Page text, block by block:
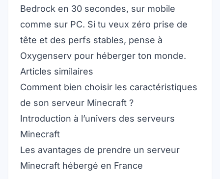
Bedrock en 30 secondes, sur mobile
comme sur PC. Si tu veux zéro prise de
tête et des perfs stables, pense à
Oxygenserv pour héberger ton monde.
Articles similaires
Comment bien choisir les caractéristiques
de son serveur Minecraft ?
Introduction à l’univers des serveurs
Minecraft
Les avantages de prendre un serveur
Minecraft hébergé en France